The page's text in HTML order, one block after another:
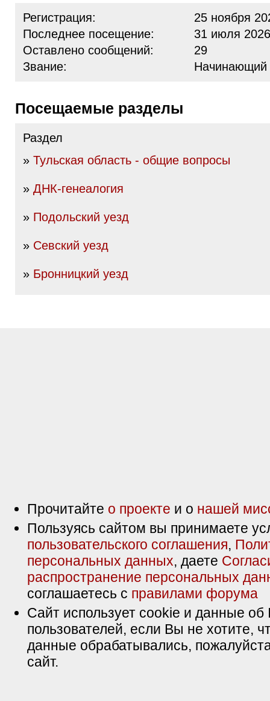
Регистрация:
25 ноября
Последнее посещение:
31 июля
Оставлено сообщений:
29
Звание:
Начинающий
Посещаемые разделы
Раздел
» Тульская область - общие вопросы
» ДНК-генеалогия
» Подольский уезд
» Севский уезд
» Бронницкий уезд
Прочитайте о проекте и о нашей
Пользуясь сайтом вы принимаете
пользовательского соглашения,
персональных данных, даете
распространение персональных
соглашаетесь с правилами форума
Сайт использует cookie и данные об
пользователей, если Вы не хотите,
данные обрабатывались,
сайт.